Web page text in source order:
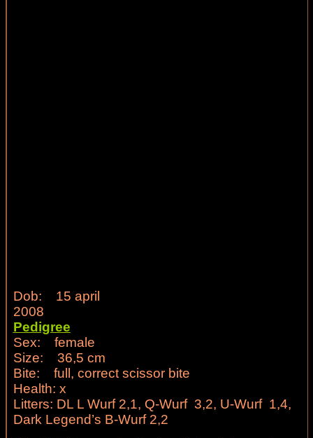
Dob: 15 april
2008
Pedigree
Sex: female
Size: 36,5 cm
Bite: full, correct scissor bite
Health: x
Litters: DL L Wurf 2,1, Q-Wurf 3,2, U-Wurf 1,4,
Dark Legend’s B-Wurf 2,2